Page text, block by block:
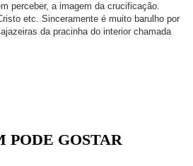
perceber, a imagem da crucificação.
etc. Sinceramente é muito barulho por
da pracinha do interior chamada
PODE GOSTAR